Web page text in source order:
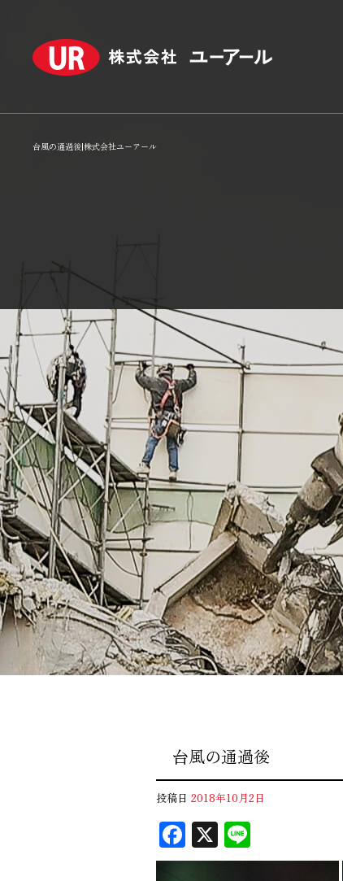
台風の通過後|株式会社ユーアール
台風の通過後
投稿日 2018年10月2日
F
ac
X
n